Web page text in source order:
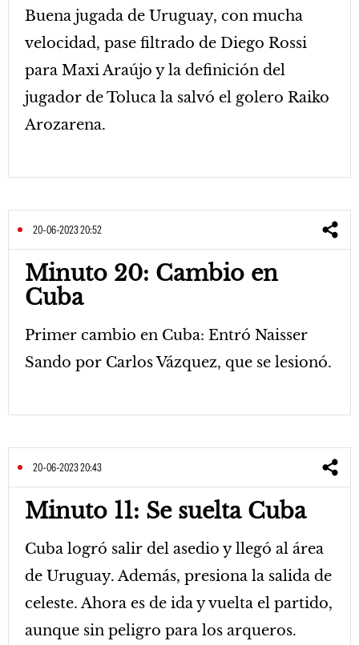
Buena jugada de Uruguay, con mucha
velocidad, pase filtrado de Diego Rossi
para Maxi Araújo y la definición del
jugador de Toluca la salvó el golero Raiko
Arozarena.
20-06-2023 20:52
Minuto 20: Cambio en
Cuba
Primer cambio en Cuba: Entró Naisser
Sando por Carlos Vázquez, que se lesionó.
20-06-2023 20:43
Minuto 11: Se suelta Cuba
Cuba logró salir del asedio y llegó al área
de Uruguay. Además, presiona la salida de
celeste. Ahora es de ida y vuelta el partido,
aunque sin peligro para los arqueros.